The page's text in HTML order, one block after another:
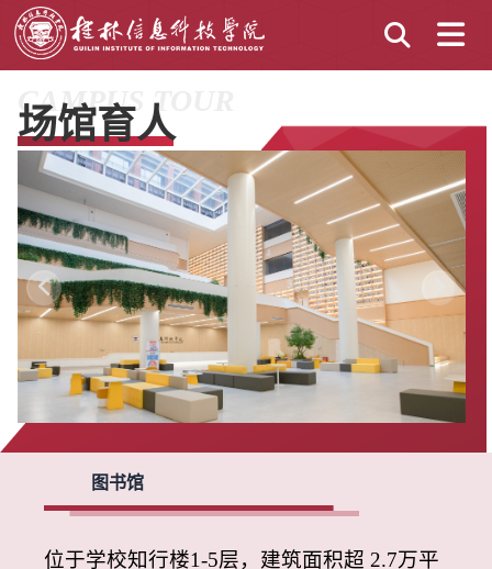
场馆育人
CAMPUS TOUR
图书馆
位于学校知行楼1-5层，建筑面积超 2.7万平